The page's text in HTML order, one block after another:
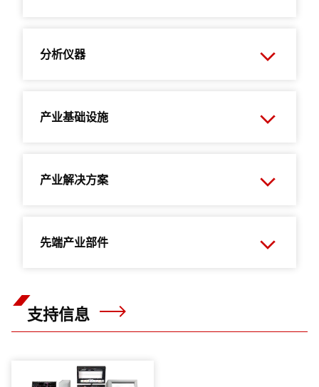
分析仪器
产业基础设施
产业解决方案
先端产业部件
支持信息